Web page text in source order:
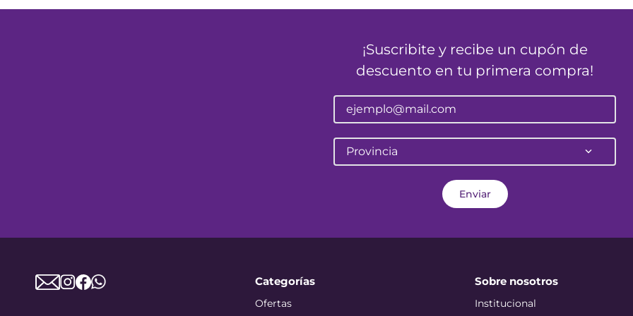
¡Suscribite y recibe un cupón de
descuento en tu primera compra!
Provincia
Enviar
Categorías
Ofertas
Sobre nosotros
Institucional